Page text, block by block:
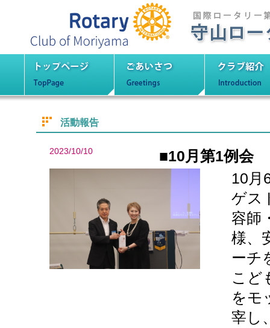
守山ロータリーク
活動報告
2023/10/10
■10月第1例会
10月
ゲス
容師
様、
ーチ
こど
をモ
宰し